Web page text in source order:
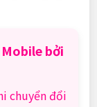
bởi
chuyển đổi